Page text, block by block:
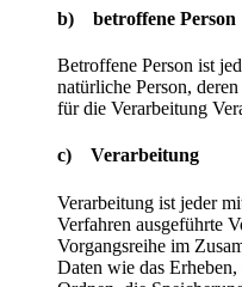
b) betroffene Person
Betroffene Person ist
natürliche Person,
für die Verarbeitung
c) Verarbeitung
Verarbeitung ist jeder
Verfahren ausgeführte
Vorgangsreihe im
Daten wie das